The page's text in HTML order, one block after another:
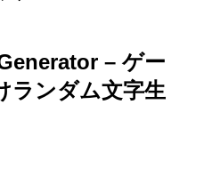
– ゲー
ランダム文字生